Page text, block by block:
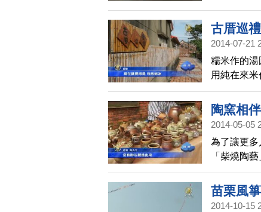
古厝巡
2014-07-21
糯米作的湯
用純在來
少人知道
回味早期
陶窯相
2014-05-05
為了讓更
「柴燒陶
活達人加
與陶為伍
苗栗風
2014-10-15